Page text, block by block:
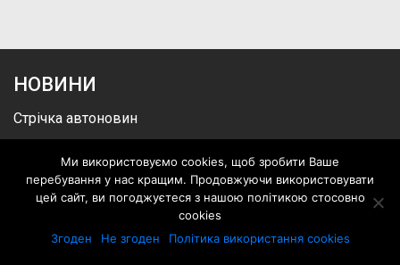
НОВИНИ
Стрічка автоновин
Події
ТЕСТ-ДРАЙВИ
Ми використовуємо cookies, щоб зробити Ваше
перебування у нас кращим. Продовжуючи використовувати
цей сайт, ви погоджуєтеся з нашою політикою стосовно
cookies
Згоден
Не згоден Політика використання cookies